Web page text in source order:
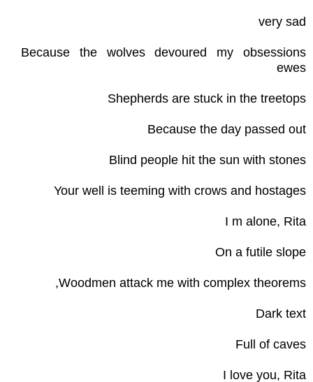
very sad
Because the wolves devoured my obsessions
ewes
Shepherds are stuck in the treetops
Because the day passed out
Blind people hit the sun with stones
Your well is teeming with crows and hostages
I m alone, Rita
On a futile slope
Woodmen attack me with complex theorems,
Dark text
Full of caves
I love you, Rita